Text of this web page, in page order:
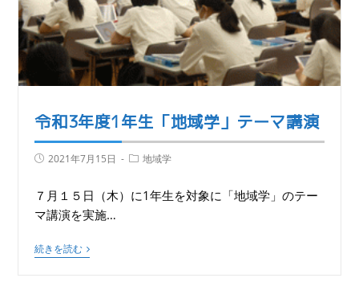
令和3年度1年生「地域学」テーマ講演
2021年7月15日 地域学
７月１５日（木）に1年生を対象に「地域学」のテー
マ講演を実施…
続きを読む